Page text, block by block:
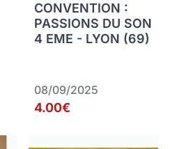
CONVENTION :
PASSIONS DU SON
4 EME - LYON (69)
08/09/2025
4.00€